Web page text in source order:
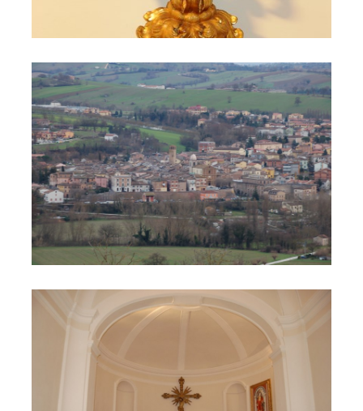
Il Castello di Cerreto 149
Interno chiesa di San Lorenzo